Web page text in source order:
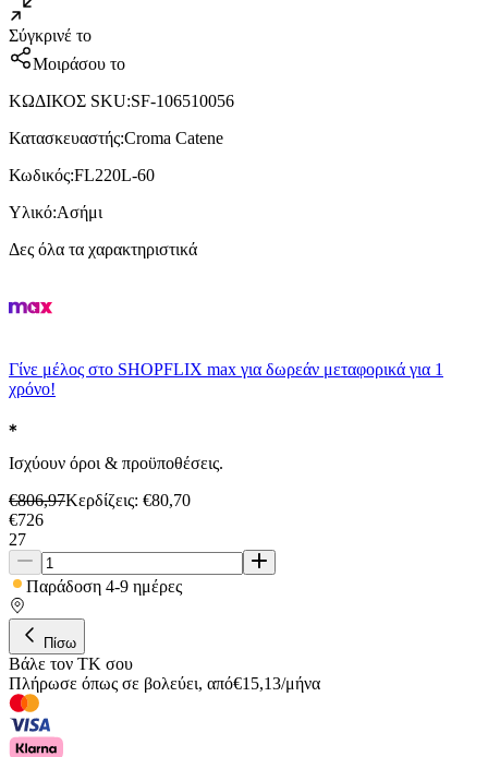
Σύγκρινέ το
Μοιράσου το
ΚΩΔΙΚΟΣ SKU:SF-106510056
Κατασκευαστής:Croma Catene
Κωδικός:FL220L-60
Υλικό:Ασήμι
Δες όλα τα χαρακτηριστικά
Γίνε μέλος στο SHOPFLIX max για δωρεάν μεταφορικά για 1
χρόνο!
Ισχύουν όροι & προϋποθέσεις.
€806,97Κερδίζεις: €80,70
€726
27
Παράδοση 4-9 ημέρες
Πίσω
Βάλε τον ΤΚ σου
Πλήρωσε όπως σε βολεύει, από€15,13/μήνα